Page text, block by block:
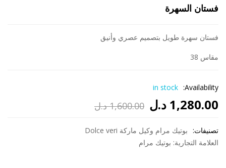
فستان السهرة
فستان سهرة طويل بتصميم عصري وأنيق
مقاس 38
Availability:
in stock
1,600.00 د.ل
الأصلي
هو:
1,280.00 د.ل
الحالي
هو:
تصنيفات: بوتيك مرام وكيل ماركة Dolce veri
العلامة التجارية: بوتيك مرام